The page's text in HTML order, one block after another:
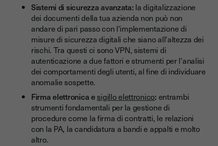
Sistemi di sicurezza avanzata: la digitalizzazione
dei documenti della tua azienda non può non
andare di pari passo con l'implementazione di
misure di sicurezza digitali che siano all'altezza dei
rischi. Tra questi ci sono VPN, sistemi di
autenticazione a due fattori e strumenti per l'analisi
dei comportamenti degli utenti, al fine di individuare
anomalie sospette.
Firma elettronica esigillo elettronico: entrambi
strumenti fondamentali per la gestione di
procedure come la firma di contratti, le relazioni
con la PA, la candidatura a bandi e appalti e molto
altro.